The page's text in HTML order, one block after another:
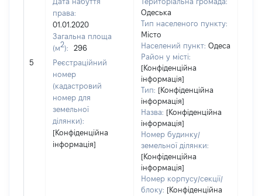
5
права:
01.01.2020
Загальна площа
(м2):
296
Реєстраційний
номер
(кадастровий
номер для
земельної
ділянки):
[Конфіденційна
інформація]
Одеська
Тип населеного пункту:
Місто
Населений пункт: Одеса
Район у місті:
[Конфіденційна
інформація]
Тип: [Конфіденційна
інформація]
Назва: [Конфіденційна
інформація]
Номер будинку/
земельної ділянки:
[Конфіденційна
інформація]
Номер корпусу/секції/
блоку: [Конфіденційна